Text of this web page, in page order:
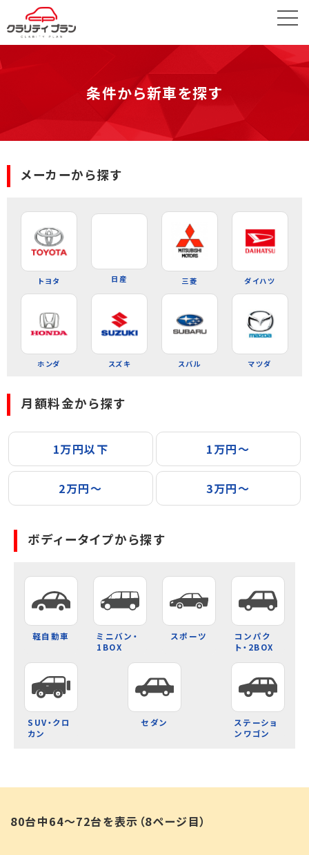
条件から新車を探す
メーカーから探す
トヨタ 日産 三菱 ダイハツ
ホンダ スズキ スバル マツダ
月額料金から探す
1万円以下 1万円〜
2万円〜 3万円〜
ボディータイプから探す
軽自動車
ミニバン・
1BOX
スポーツ
コンパク
ト・2BOX
SUV・クロ
カン
セダン
ステーショ
ンワゴン
80台中64～72台を表示（8ページ目）